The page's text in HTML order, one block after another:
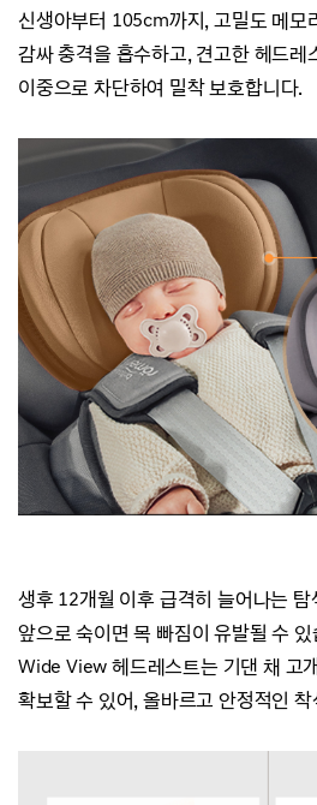
신생아부터 105cm까지, 고밀도 메모
감싸 충격을 흡수하고, 견고한 헤드레
이중으로 차단하여 밀착 보호합니다.
생후 12개월 이후 급격히 늘어나는 탐
앞으로 숙이면 목 빠짐이 유발될 수 있
Wide View 헤드레스트는 기댄 채 고
확보할 수 있어, 올바르고 안정적인